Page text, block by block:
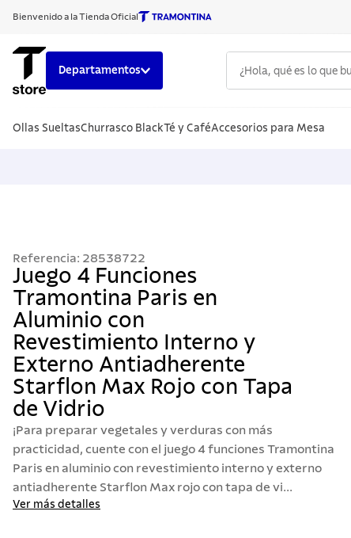
Bienvenido a la Tienda Oficial
Departamentos
Ollas SueltasChurrasco BlackTé y CaféAccesorios para Mesa
Referencia: 28538722
Juego 4 Funciones
Tramontina Paris en
Aluminio con
Revestimiento Interno y
Externo Antiadherente
Starflon Max Rojo con Tapa
de Vidrio
¡Para preparar vegetales y verduras con más
practicidad, cuente con el juego 4 funciones Tramontina
Paris en aluminio con revestimiento interno y externo
antiadherente Starflon Max rojo con tapa de vi...
Ver más detalles
1.
cuchillos